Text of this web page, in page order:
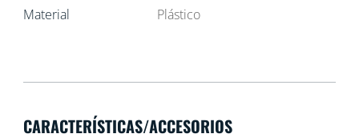
Material Plástico
CARACTERÍSTICAS/ACCESORIOS